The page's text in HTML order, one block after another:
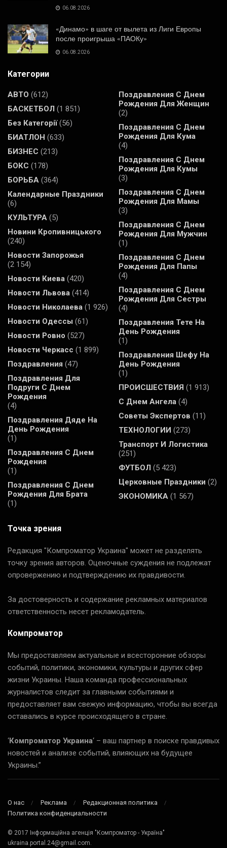
06.08.2026
«Динамо» в шаге от вылета из Лиги Европы
после проигрыша «ПАОКу»
06.08.2026
Категории
АВТО (612)
БАСКЕТБОЛ (1 851)
Без Категорії(56)
БИАТЛОН (633)
БИЗНЕС (213)
БОКС (178)
БОРЬБА (364)
Календарные Праздники
(6)
КУЛЬТУРА (5)
Новини Кропивницького
(240)
Новости Запорожья
(2 154)
Новости Киева (420)
Новости Львова (414)
Новости Николаева (1 926)
Новости Одессы (61)
Новости Ровно (527)
Новости Черкасс (1 899)
Поздравления (47)
Поздравления Для
Подруги С Днем
Рождения
(4)
Поздравления Дяде На
День Рождения
(1)
Поздравления С Днем
Рождения
(1)
Поздравления С Днем
Рождения Для Брата
(1)
Поздравления С Днем
Рождения Для Женщин
(2)
Поздравления С Днем
Рождения Для Кума
(4)
Поздравления С Днем
Рождения Для Кумы
(3)
Поздравления С Днем
Рождения Для Мамы
(3)
Поздравления С Днем
Рождения Для Мужчин
(1)
Поздравления С Днем
Рождения Для Папы
(4)
Поздравления С Днем
Рождения Для Сестры
(4)
Поздравления Тете На
День Рождения
(1)
Поздравления Шефу На
День Рождения
(1)
ПРОИСШЕСТВИЯ (1 913)
С Днем Ангела (4)
Советы Экспертов (11)
ТЕХНОЛОГИИ (273)
Транспорт И Логистика
(251)
ФУТБОЛ (5 423)
Церковные Праздники (2)
ЭКОНОМИКА (1 567)
Точка зрения
Редакция "Компроматор Украина" может не разделять
точку зрения авторов. Оценочные суждения не подлежат
опровержению и подтверждению их правдивости.
За достоверность и содержание рекламных материалов
ответственность несет рекламодатель.
Компроматор
Мы предоставляем актуальные и всесторонние обзоры
событий, политики, экономики, культуры и других сфер
жизни Украины. Наша команда профессиональных
журналистов следит за главными событиями и
предоставляет вам свежую информацию, чтобы вы всегда
оставались в курсе происходящего в стране.
‘Компроматор Украина‘ – ваш партнер в поиске правдивых
новостей и анализе событий, влияющих на будущее
Украины.”
О нас Реклама
Редакционная политика
Политика конфиденциальности
© 2017 Інформаційна агенція "Компроматор - Україна"
ukraina.portal.24@gmail.com.